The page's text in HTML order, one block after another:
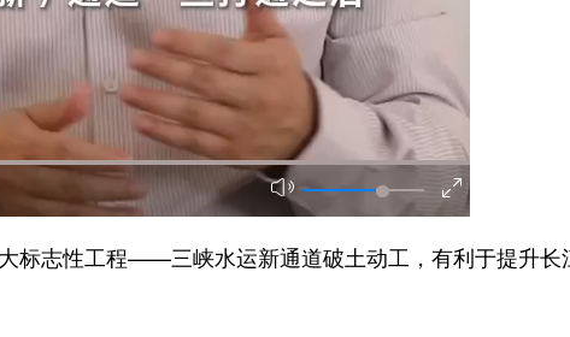
志性工程——三峡水运新通道破土动工，有利于提升长